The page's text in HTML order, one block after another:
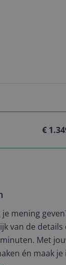
€
mening
van de
Met
én maak